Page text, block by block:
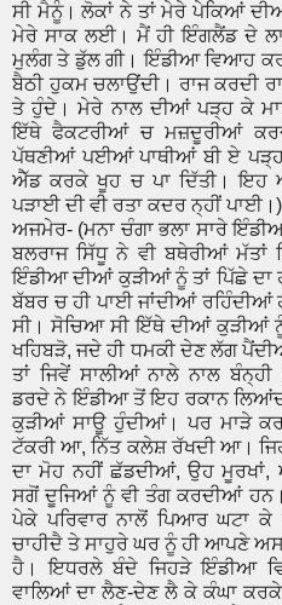
ਸੀ ਮੈਨੂੰ। ਲੋਕਾਂ ਨੇ ਤਾਂ ਮੇਰੇ ਪੇਕਿਆਂ
ਮੇਰੇ ਸਾਕ ਲਈ। ਮੈਂ ਹੀ ਇੰਗਲੈਂਡ ਦੇ
ਮੁਲੰਗ ਤੇ ਡੁੱਲ ਗੀ। ਇੰਡੀਆ ਵਿਆਹ
ਬੈਠੀ ਹੁਕਮ ਚਲਾਉਂਦੀ। ਰਾਜ ਕਰਦੀ
ਤੇ ਹੁੰਦੇ। ਮੇਰੇ ਨਾਲ ਦੀਆਂ ਪੜ੍ਹ ਕੇ
ਇੱਥੇ ਫੈਕਟਰੀਆਂ ਚ ਮਜ਼ਦੂਰੀਆਂ
ਪੱਥਣੀਆਂ ਪਈਆਂ ਪਾਥੀਆਂ ਬੀ ਏ
ਐੱਡ ਕਰਕੇ ਖੂਹ ਚ ਪਾ ਦਿੱਤੀ। ਇਹ
ਪੜਾਈ ਦੀ ਵੀ ਰਤਾ ਕਦਰ ਨ੍ਹੀਂ ਪਾਈ।)
ਅਜਮੇਰ- (ਮਨਾ ਚੰਗਾ ਭਲਾ ਸਾਰੇ
ਬਲਰਾਜ ਸਿੱਧੂ ਨੇ ਵੀ ਬਥੇਰੀਆਂ
ਇੰਡੀਆ ਦੀਆਂ ਕੁੜੀਆਂ ਨੂੰ ਤਾਂ ਪਿੱਛੇ ਦਾ
ਬੱਬਰ ਚ ਹੀ ਪਾਈ ਜਾਂਦੀਆਂ
ਸੀ। ਸੋਚਿਆ ਸੀ ਇੱਥੇ ਦੀਆਂ ਕੁੜੀਆਂ ਨੂੰ
ਖਹਿਬੜੋ, ਜਦੇ ਹੀ ਧਮਕੀ ਦੇਣ ਲੱਗ
ਤਾਂ ਜਿਵੇਂ ਸਾਲੀਆਂ ਨਾਲੇ ਨਾਲ
ਡਰਦੇ ਨੇ ਇੰਡੀਆ ਤੋਂ ਇਹ ਰਕਾਨ
ਕੁੜੀਆਂ ਸਾਊ ਹੁੰਦੀਆਂ। ਪਰ ਮਾੜੇ
ਟੱਕਰੀ ਆ, ਨਿੱਤ ਕਲੇਸ਼ ਰੱਖਦੀ ਆ।
ਦਾ ਮੋਹ ਨਹੀਂ ਛੱਡਦੀਆਂ, ਉਹ
ਸਗੋਂ ਦੂਜਿਆਂ ਨੂੰ ਵੀ ਤੰਗ ਕਰਦੀਆਂ
ਪੇਕੇ ਪਰਿਵਾਰ ਨਾਲੋਂ ਪਿਆਰ ਘਟਾ ਕੇ
ਚਾਹੀਦੈ ਤੇ ਸਾਹੁਰੇ ਘਰ ਨੂੰ ਹੀ ਆਪਣੇ
ਹੈ। ਇਧਰਲੇ ਬੰਦੇ ਜਿਹੜੇ ਇੰਡੀਆ
ਵਾਲਿਆਂ ਦਾ ਲੈਣ-ਦੇਣ ਲੈ ਕੇ ਕੰਘਾ